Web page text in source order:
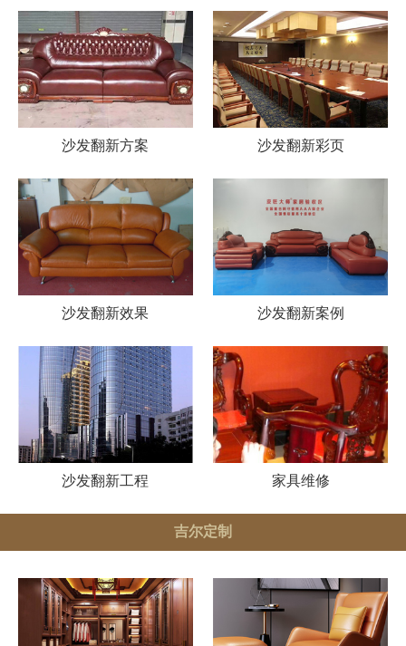
沙发翻新方案 沙发翻新彩页
沙发翻新效果 沙发翻新案例
沙发翻新工程 家具维修
吉尔定制